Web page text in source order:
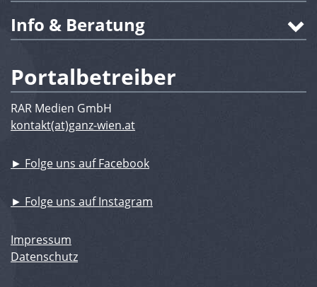
Info & Beratung
Portalbetreiber
RAR Medien GmbH
kontakt(at)ganz-wien.at
► Folge uns auf Facebook
► Folge uns auf Instagram
Impressum
Datenschutz